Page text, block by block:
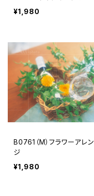
¥1,980
B0761（M）フラワーアレン
ジ
¥1,980